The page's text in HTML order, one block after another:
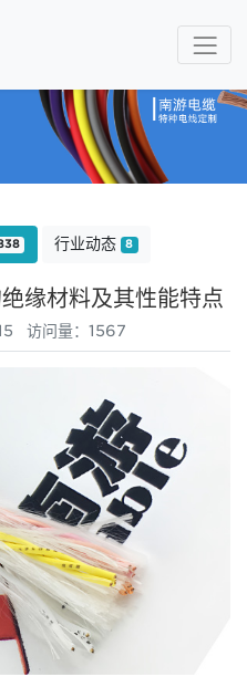
行业动态 8
缘材料及其性能特点
访问量：1567